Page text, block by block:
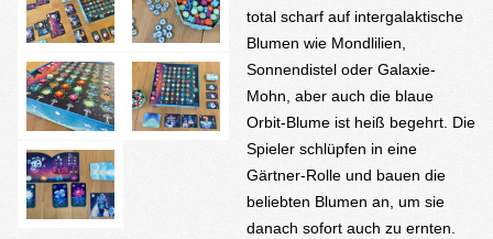
total scharf auf intergalaktische
Blumen wie Mondlilien,
Sonnendistel oder Galaxie-
Mohn, aber auch die blaue
Orbit-Blume ist heiß begehrt. Die
Spieler schlüpfen in eine
Gärtner-Rolle und bauen die
beliebten Blumen an, um sie
danach sofort auch zu ernten.